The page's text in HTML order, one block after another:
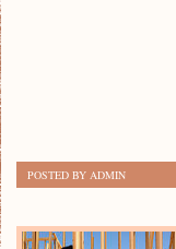
POSTED BY ADMIN